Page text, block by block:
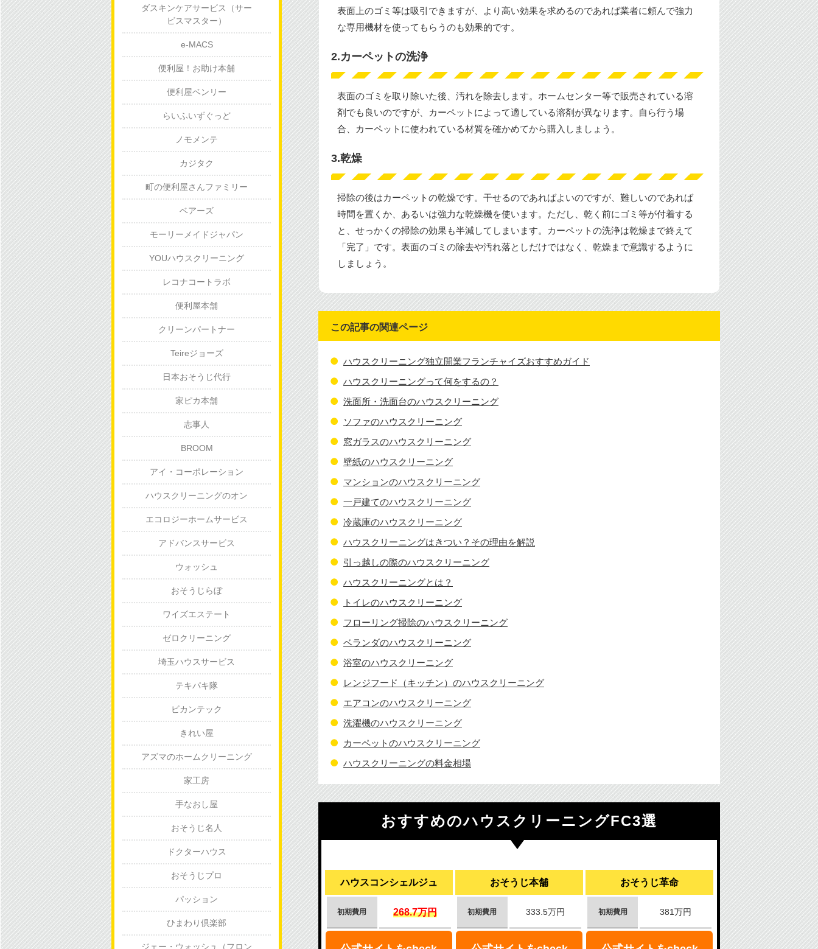
表面上のゴミ等は吸引できますが、より高い効果を求めるのであれば業者に頼んで強力
な専用機材を使ってもらうのも効果的です。
2.カーペットの洗浄
表面のゴミを取り除いた後、汚れを除去します。ホームセンター等で販売されている溶
剤でも良いのですが、カーペットによって適している溶剤が異なります。自ら行う場
合、カーペットに使われている材質を確かめてから購入しましょう。
3.乾燥
掃除の後はカーペットの乾燥です。干せるのであればよいのですが、難しいのであれば
時間を置くか、あるいは強力な乾燥機を使います。ただし、乾く前にゴミ等が付着する
と、せっかくの掃除の効果も半減してしまいます。カーペットの洗浄は乾燥まで終えて
「完了」です。表面のゴミの除去や汚れ落としだけではなく、乾燥まで意識するように
しましょう。
この記事の関連ページ
ハウスクリーニング独立開業フランチャイズおすすめガイド
ハウスクリーニングって何をするの？
洗面所・洗面台のハウスクリーニング
ソファのハウスクリーニング
窓ガラスのハウスクリーニング
壁紙のハウスクリーニング
マンションのハウスクリーニング
一戸建てのハウスクリーニング
冷蔵庫のハウスクリーニング
ハウスクリーニングはきつい？その理由を解説
引っ越しの際のハウスクリーニング
ハウスクリーニングとは？
トイレのハウスクリーニング
フローリング掃除のハウスクリーニング
ベランダのハウスクリーニング
浴室のハウスクリーニング
レンジフード（キッチン）のハウスクリーニング
エアコンのハウスクリーニング
洗濯機のハウスクリーニング
カーペットのハウスクリーニング
ハウスクリーニングの料金相場
おすすめのハウスクリーニングFC3選
ハウスコンシェルジュ
初期費用 268.7万円
おそうじ本舗
初期費用 333.5万円
おそうじ革命
初期費用 381万円
ダスキンケアサービス（サー
ビスマスター）
e-MACS
便利屋！お助け本舗
便利屋ベンリー
らいふいずぐっど
ノモメンテ
カジタク
町の便利屋さんファミリー
ベアーズ
モーリーメイドジャパン
YOUハウスクリーニング
レコナコートラボ
便利屋本舗
クリーンパートナー
Teireジョーズ
日本おそうじ代行
家ピカ本舗
志事人
BROOM
アイ・コーポレーション
ハウスクリーニングのオン
エコロジーホームサービス
アドバンスサービス
ウォッシュ
おそうじらぼ
ワイズエステート
ゼロクリーニング
埼玉ハウスサービス
テキパキ隊
ビカンテック
きれい屋
アズマのホームクリーニング
家工房
手なおし屋
おそうじ名人
ドクターハウス
おそうじプロ
パッション
ひまわり倶楽部
ジェー・ウォッシュ（フロン